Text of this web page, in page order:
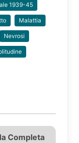
1939-45
Malattia
Nevrosi
Completa